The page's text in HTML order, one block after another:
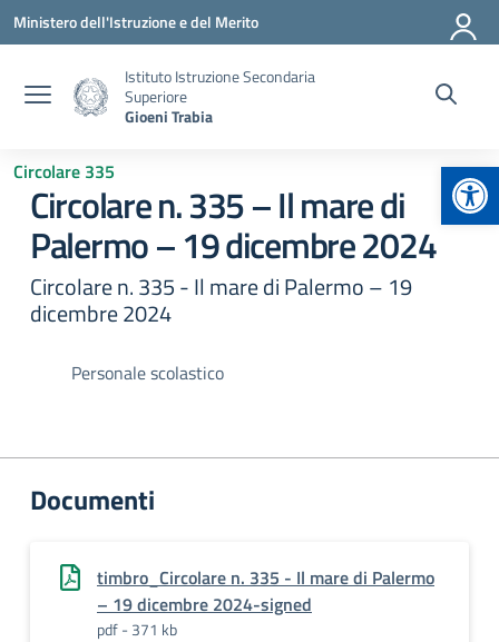
Vai ai contenuti
Vai al menu di navigazione
Vai al footer
Ministero dell'Istruzione e del Merito
Istituto Istruzione Secondaria
Superiore
Gioeni Trabia
Circolare 335
Circolare n. 335 – Il mare di
Palermo – 19 dicembre 2024
Circolare n. 335 - Il mare di Palermo – 19
dicembre 2024
Personale scolastico
Documenti
timbro_Circolare n. 335 - Il mare di Palermo
– 19 dicembre 2024-signed
pdf - 371 kb